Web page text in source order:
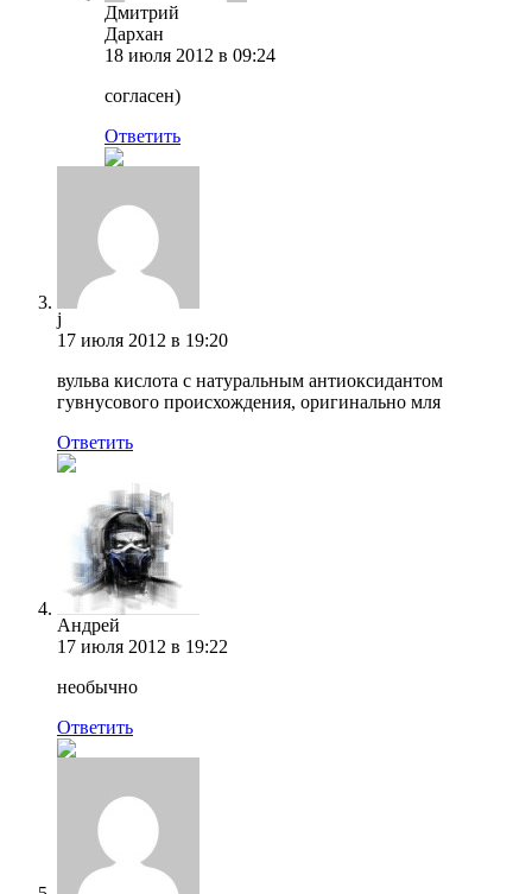
Дмитрий
Дархан
18 июля 2012 в 09:24
согласен)
Ответить
j
17 июля 2012 в 19:20
вульва кислота с натуральным антиоксидантом
гувнусового происхождения, оригинально мля
Ответить
Андрей
17 июля 2012 в 19:22
необычно
Ответить